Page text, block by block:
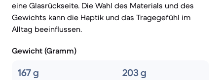
eine Glasrückseite. Die Wahl des Materials und des
Gewichts kann die Haptik und das Tragegefühl im
Alltag beeinflussen.
Gewicht (Gramm)
167 g 203 g